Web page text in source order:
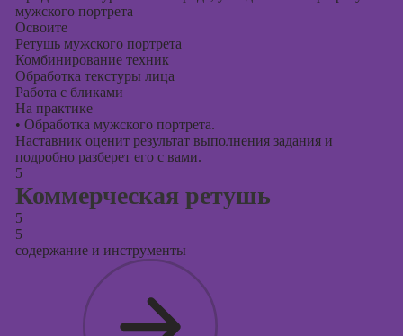
мужского портрета
Освоите
Ретушь мужского портрета
Комбинирование техник
Обработка текстуры лица
Работа с бликами
На практике
• Обработка мужского портрета.
Наставник оценит результат выполнения задания и
подробно разберет его с вами.
5
Коммерческая ретушь
5
5
содержание и инструменты